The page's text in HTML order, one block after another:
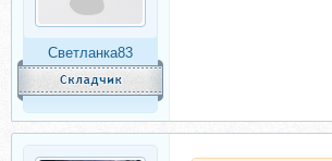
Светланка83